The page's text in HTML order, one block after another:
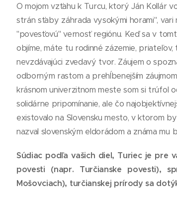
O mojom vzťahu k Turcu, ktorý Ján Kollár
strán sťaby záhrada vysokými horami",
"povesťovú" vernosť regiónu. Keď sa v
objíme, máte tu rodinné zázemie,
nevzdávajúci zvedavý tvor. Záujem o
odborným rastom a prehĺbenejším
krásnom univerzitnom meste som si trúfol
solidárne pripomínanie, ale čo
existovalo na Slovensku mesto, v ktorom
nazval slovenským eldorádom a známa
Súdiac podľa vašich diel, Turiec je pre
povesti (napr. Turčianske povesti),
Mošovciach), turčianskej prírody sa